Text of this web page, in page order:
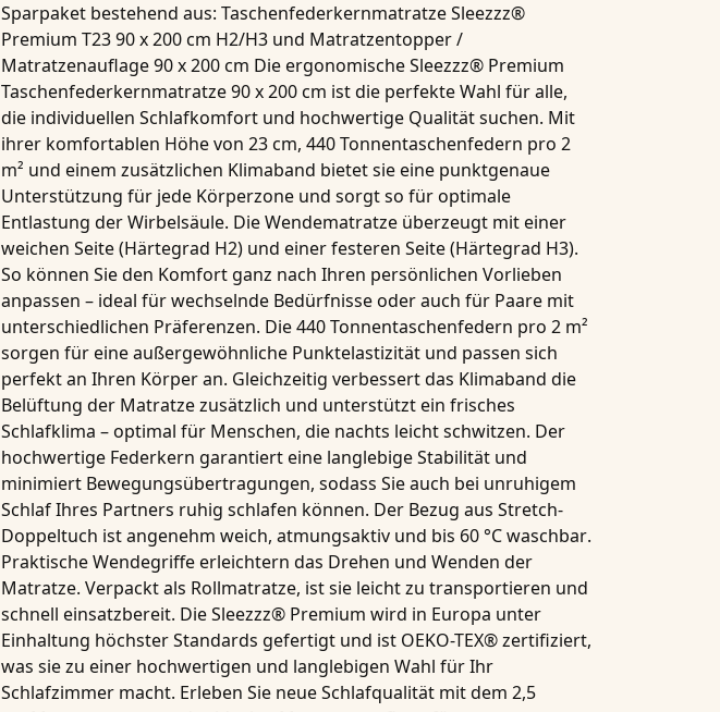
Sparpaket bestehend aus: Taschenfederkernmatratze Sleezzz®
Premium T23 90 x 200 cm H2/H3 und Matratzentopper /
Matratzenauflage 90 x 200 cm Die ergonomische Sleezzz® Premium
Taschenfederkernmatratze 90 x 200 cm ist die perfekte Wahl für alle,
die individuellen Schlafkomfort und hochwertige Qualität suchen. Mit
ihrer komfortablen Höhe von 23 cm, 440 Tonnentaschenfedern pro 2
m² und einem zusätzlichen Klimaband bietet sie eine punktgenaue
Unterstützung für jede Körperzone und sorgt so für optimale
Entlastung der Wirbelsäule. Die Wendematratze überzeugt mit einer
weichen Seite (Härtegrad H2) und einer festeren Seite (Härtegrad H3).
So können Sie den Komfort ganz nach Ihren persönlichen Vorlieben
anpassen – ideal für wechselnde Bedürfnisse oder auch für Paare mit
unterschiedlichen Präferenzen. Die440 Tonnentaschenfedern pro 2 m²
sorgen für eine außergewöhnliche Punktelastizität und passen sich
perfekt an Ihren Körper an. Gleichzeitig verbessert das Klimaband die
Belüftung der Matratze zusätzlich und unterstützt ein frisches
Schlafklima – optimal für Menschen, die nachts leicht schwitzen. Der
hochwertige Federkern garantiert eine langlebige Stabilität und
minimiert Bewegungsübertragungen, sodass Sie auch bei unruhigem
Schlaf Ihres Partners ruhig schlafen können. Der Bezug aus Stretch-
Doppeltuch ist angenehm weich, atmungsaktiv und bis 60 °C waschbar.
PraktischeWendegriffeerleichtern das Drehen und Wenden der
Matratze. Verpackt als Rollmatratze, ist sie leicht zu transportieren und
schnell einsatzbereit. DieSleezzz® Premium wird in Europa unter
Einhaltung höchster Standards gefertigt und ist OEKO-TEX® zertifiziert,
was sie zu einer hochwertigen und langlebigen Wahl für Ihr
Schlafzimmer macht. Erleben Sie neue Schlafqualität mit dem 2,5